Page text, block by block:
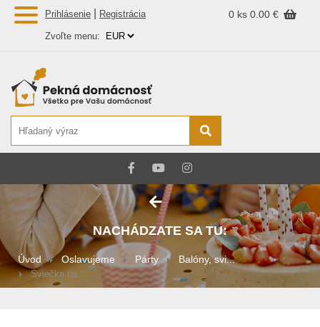
Prihlásenie Registrácia 0 ks 0.00 €
Zvoľte menu:
NACHÁDZATE SA TU:
Úvod Oslavujeme Párty Balóny, svi...
Sviečka na ...